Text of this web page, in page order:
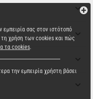
εμπειρία σας στον ιστότοπό
τη χρήση των cookies και πώς
τα cookies.
την εμπειρία χρήστη βάσει